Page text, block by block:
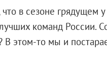
в сезоне грядущем
команд России.
В этом-то мы и